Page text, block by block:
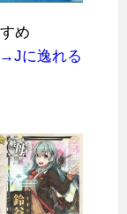
め
に逸れる